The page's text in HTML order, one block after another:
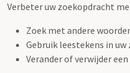
Verbeter uw zoekopdracht
Zoek met andere
Gebruik leestekens in
Verander of verwijder